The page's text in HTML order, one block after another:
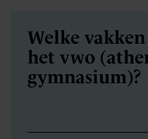
Welke
het vwo
gymnasium)?